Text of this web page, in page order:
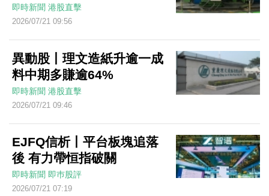
即時新聞 港股直擊
2026/07/21 09:56
異動股丨理文造紙升逾一成
料中期多賺逾64%
即時新聞 港股直擊
2026/07/21 09:46
EJFQ信析丨平台板塊追落
後 有力帶恒指破關
即時新聞 即巿股評
2026/07/21 07:19